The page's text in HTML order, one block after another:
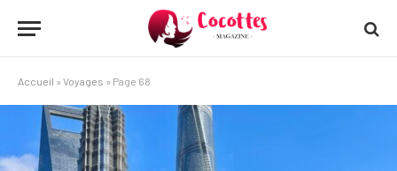
Accueil » Voyages » Page 68